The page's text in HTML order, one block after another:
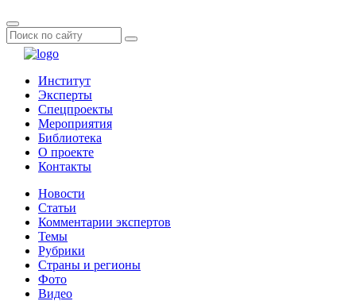
Институт
Эксперты
Спецпроекты
Мероприятия
Библиотека
О проекте
Контакты
Новости
Статьи
Комментарии экспертов
Темы
Рубрики
Страны и регионы
Фото
Видео